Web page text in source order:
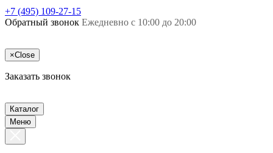
+7 (495) 109-27-15
Обратный звонок Ежедневно с 10:00 до 20:00
×Close
Заказать звонок
Каталог
Меню